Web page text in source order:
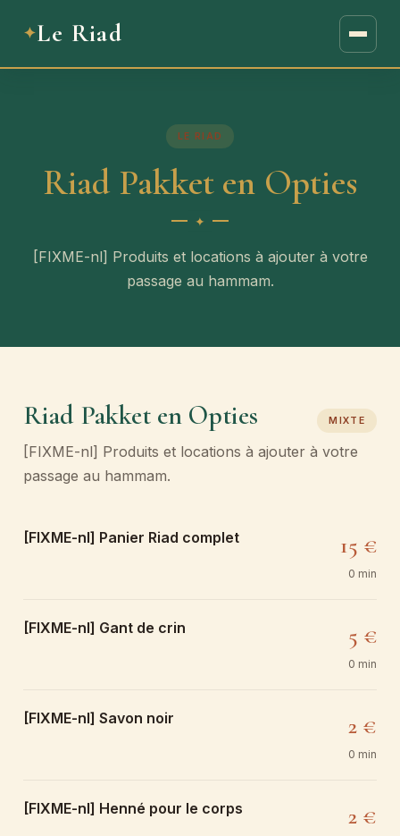
Le Riad
LE RIAD
Riad Pakket en Opties
[FIXME-nl] Produits et locations à ajouter à votre
passage au hammam.
Riad Pakket en Opties MIXTE
[FIXME-nl] Produits et locations à ajouter à votre
passage au hammam.
[FIXME-nl] Panier Riad complet 15 €
0 min
[FIXME-nl] Gant de crin 5 €
0 min
[FIXME-nl] Savon noir 2 €
0 min
[FIXME-nl] Henné pour le corps 2 €